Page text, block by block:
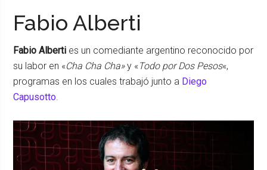
Fabio Alberti
Fabio Alberti es un comediante argentino reconocido por
su labor en «Cha Cha Cha»y «Todo por Dos Pesos«,
programas en los cuales trabajó junto a Diego
Capusotto.